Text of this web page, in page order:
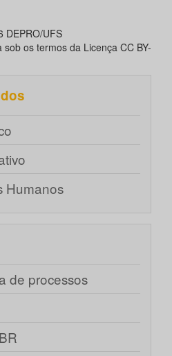
DEPRO/UFS
os termos da Licença CC BY-
Humanos
de processos